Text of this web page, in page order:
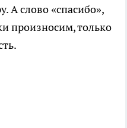
А слово «спасибо»,
произносим, только